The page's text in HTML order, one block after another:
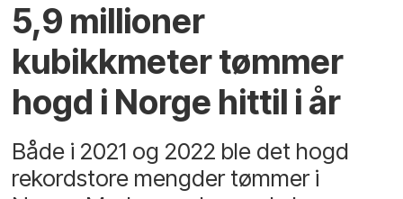
5,9 millioner
kubikkmeter tømmer
hogd i Norge hittil i år
Både i 2021 og 2022 ble det hogd
rekordstore mengder tømmer i